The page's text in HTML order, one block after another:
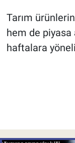
Tarım
hem de piyasa
haftalara